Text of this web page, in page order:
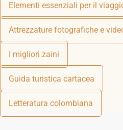
Elementi essenziali per il
Attrezzature fotografiche e
I migliori zaini
Guida turistica cartacea
Letteratura colombiana